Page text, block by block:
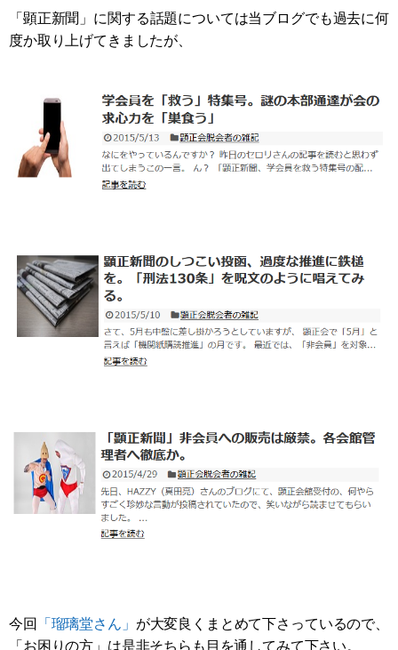
「顕正新聞」に関する話題については当ブログでも過去に何
度か取り上げてきましたが、
今回 「瑠璃堂さん」 が大変良くまとめて下さっているので、
「お困りの方」は是非そちらも目を通してみて下さい。